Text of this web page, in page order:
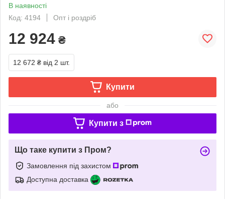
В наявності
Код: 4194
Опт і роздріб
12 924 ₴
12 672 ₴ від 2 шт.
Купити
або
Купити з
Що таке купити з Пром?
Замовлення під захистом
Доступна доставка